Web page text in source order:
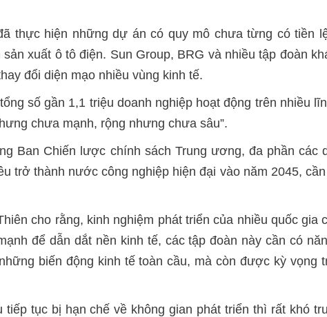
thực hiện những dự án có quy mô chưa từng có tiền
xuất ô tô điện. Sun Group, BRG và nhiều tập đoàn
đổi diện mạo nhiều vùng kinh tế.
số gần 1,1 triệu doanh nghiệp hoạt động trên nhiều
chưa mạnh, rộng nhưng chưa sâu”.
Ban Chiến lược chính sách Trung ương, đa phần các
trở thành nước công nghiệp hiện đại vào năm 2045,
cho rằng, kinh nghiệm phát triển của nhiều quốc gia
để dẫn dắt nền kinh tế, các tập đoàn này cần có
biến động kinh tế toàn cầu, mà còn được kỳ vọng
tục bị hạn chế về không gian phát triển thì rất khó